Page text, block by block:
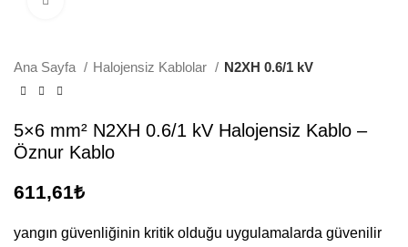
Ana Sayfa Halojensiz Kablolar N2XH 0.6/1 kV
5×6 mm² N2XH 0.6/1 kV Halojensiz Kablo –
Öznur Kablo
611,61₺
yangın güvenliğinin kritik olduğu uygulamalarda güvenilir